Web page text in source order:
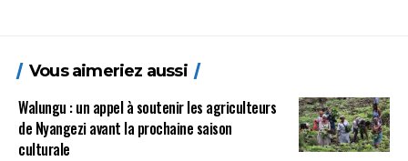
Vous aimeriez aussi
Walungu : un appel à soutenir les agriculteurs
de Nyangezi avant la prochaine saison
culturale